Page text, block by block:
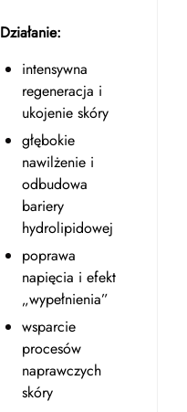
Działanie:
intensywna
regeneracja i
ukojenie skóry
głębokie
nawilżenie i
odbudowa
bariery
hydrolipidowej
poprawa
napięcia i efekt
„wypełnienia”
wsparcie
procesów
naprawczych
skóry